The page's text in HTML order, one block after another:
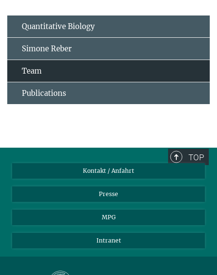
Quantitative Biology
Simone Reber
Team
Publications
TOP
Kontakt / Anfahrt
Presse
MPG
Intranet